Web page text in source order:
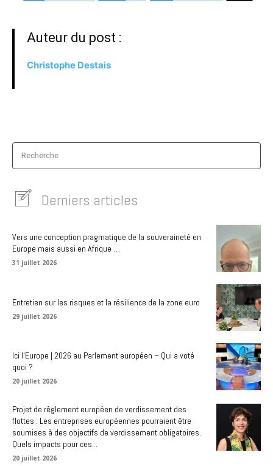
Auteur du post :
Christophe Destais
Recherche
Derniers articles
Vers une conception pragmatique de la souveraineté en
Europe mais aussi en Afrique …
31 juillet 2026
Entretien sur les risques et la résilience de la zone euro
29 juillet 2026
Ici l’Europe | 2026 au Parlement européen – Qui a voté
quoi ?
20 juillet 2026
Projet de règlement européen de verdissement des
flottes : Les entreprises européennes pourraient être
soumises à des objectifs de verdissement obligatoires.
Quels impacts pour ces...
20 juillet 2026